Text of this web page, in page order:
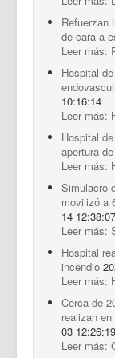
Refuerzan
de cara a
Leer más:
Hospital
10:16:14
Leer más:
Hospital
apertura
Leer más:
Simulacro
movilizó a
14 12:38:07
Leer más:
Hospital
incendio
Leer más:
Cerca de
realizan
03 12:26:19
Leer más: